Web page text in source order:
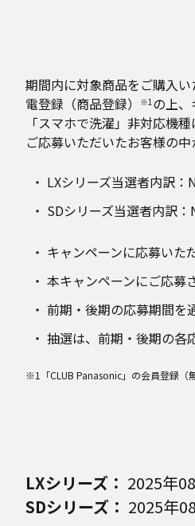
期間内に対象商品をご購入
電登録（商品登録）
※1 の上、
「スマホで洗濯」非対応機
ご応募いただいたお客様の
LXシリーズ当選者内訳：
SDシリーズ当選者内訳
キャンペーンに応募いた
本キャンペーンにご応募
前期・後期の応募期間を
抽選は、前期・後期の各
※1「CLUB Panasonic」の会員登録（
LXシリーズ： 2025年
SDシリーズ： 2025年